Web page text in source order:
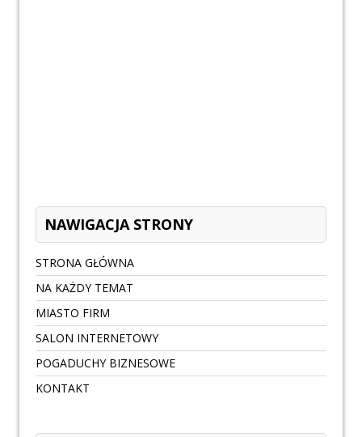
NAWIGACJA STRONY
STRONA GŁÓWNA
NA KAŻDY TEMAT
MIASTO FIRM
SALON INTERNETOWY
POGADUCHY BIZNESOWE
KONTAKT